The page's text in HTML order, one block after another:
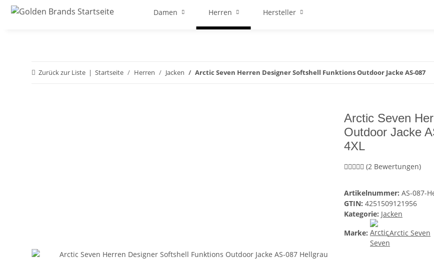
Damen Herren Hersteller
Zurück zur Liste Startseite Herren Jacken Arctic Seven Herren Designer Softshell Funktions Outdoor Jacke AS-087
Arctic Seven
Outdoor Jacke
4XL
(2 Bewertungen)
Artikelnummer: AS-087-
GTIN: 4251509121956
Kategorie: Jacken
Marke:
Arctic Seven